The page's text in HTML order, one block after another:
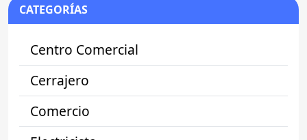
CATEGORÍAS
Centro Comercial
Cerrajero
Comercio